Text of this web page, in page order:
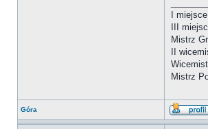
I
III
Mistrz
II
Mistrz
Góra